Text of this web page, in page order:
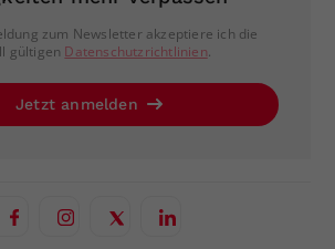
zum Newsletter akzeptiere ich die
gültigen Datenschutzrichtlinien.
Jetzt anmelden